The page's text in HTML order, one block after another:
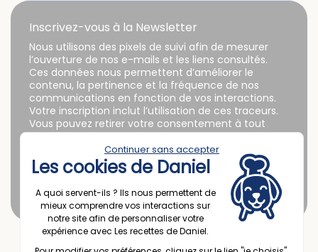
Continuer sans accepter
Les cookies de Daniel
A quoi servent-ils ? Ils nous permettent de
mieux comprendre vos interactions sur
notre site afin de personnaliser votre
expérience avec Les recettes de Daniel.
Inscrivez-vous à la Newsletter
Nous utilisons des pixels de suivi afin de mesurer
l’ouverture de nos e-mails et les liens consultés.
Ces données nous permettent d’améliorer le
contenu, la pertinence et la fréquence de nos
communications en fonction de vos interactions.
Votre inscription inclut l’utilisation de ces traceurs.
Vous pouvez retirer votre consentement à tout
moment. Pour en savoir plus, consultez notre
Politique de confidentialité.